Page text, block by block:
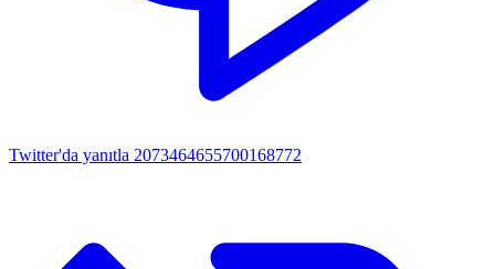
Twitter'da yanıtla 2073464655700168772